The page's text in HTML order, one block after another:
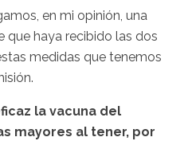
en mi opinión, una
haya recibido las dos
medidas que tenemos
la vacuna del
mayores al tener, por